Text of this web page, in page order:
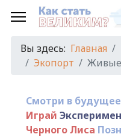
Вы здесь: Главная
Экопорт
Смотри в будущее
Играй
Черного Лиса